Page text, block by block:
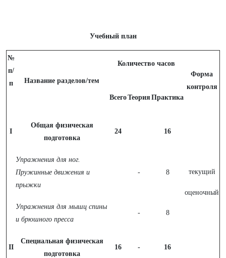
Учебный план
№
п/
п
Название разделов/тем
Количество часов
Форма
контроля
ВсегоТеория Практика
I
Общая физическая
подготовка
24 16
текущий
оценочный
Упражнения для ног.
Пружинные движения и
прыжки
- 8
Упражнения для мышц спины
и брюшного пресса
- 8
II
Специальная физическая
подготовка
16 - 16